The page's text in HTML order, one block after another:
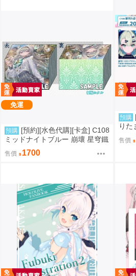
免運
預購 [預約][水色代購][卡盒] C108
ミッドナイトブルー 崩壞 星穹鐵
道 流螢
售價 1700
預購
りた
ト
(絕
售價